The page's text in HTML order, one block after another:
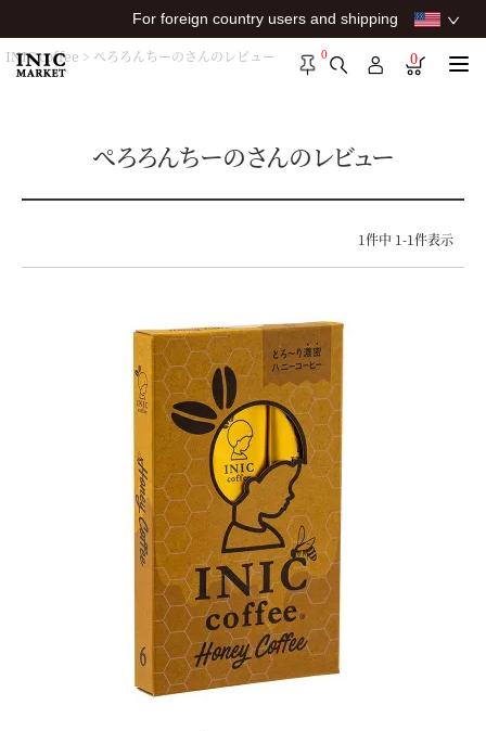
For foreign country users and shipping
0 0
INIC coffee ぺろろんちーのさんのレビュー
ぺろろんちーのさんのレビュー
1件中 1-1件表示